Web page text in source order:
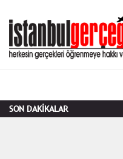
SON DAKİKALAR